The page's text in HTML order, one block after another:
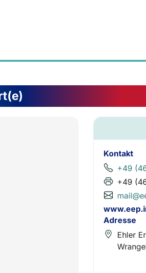
Kontakt
+49
+49
Adresse
Ehler